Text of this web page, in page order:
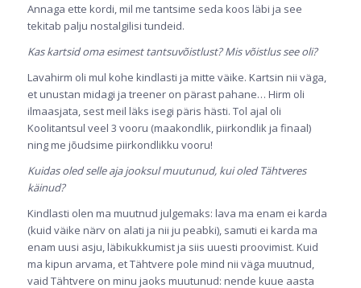
Annaga ette kordi, mil me tantsime seda koos läbi ja see
tekitab palju nostalgilisi tundeid.
Kas kartsid oma esimest tantsuvõistlust? Mis võistlus see oli?
Lavahirm oli mul kohe kindlasti ja mitte väike. Kartsin nii väga,
et unustan midagi ja treener on pärast pahane… Hirm oli
ilmaasjata, sest meil läks isegi päris hästi. Tol ajal oli
Koolitantsul veel 3 vooru (maakondlik, piirkondlik ja finaal)
ning me jõudsime piirkondlikku vooru!
Kuidas oled selle aja jooksul muutunud, kui oled Tähtveres
käinud?
Kindlasti olen ma muutnud julgemaks: lava ma enam ei karda
(kuid väike närv on alati ja nii ju peabki), samuti ei karda ma
enam uusi asju, läbikukkumist ja siis uuesti proovimist. Kuid
ma kipun arvama, et Tähtvere pole mind nii väga muutnud,
vaid Tähtvere on minu jaoks muutunud: nende kuue aasta